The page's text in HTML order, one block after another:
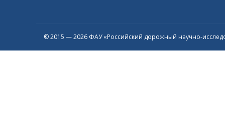
© 2015 — 2026 ФАУ «Российский дорожный научно-